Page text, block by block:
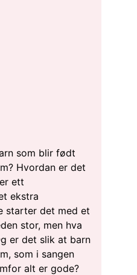
som blir født
Hvordan er det
ett
ekstra
starter det med et
stor, men hva
er det slik at barn
som i sangen
alt er gode?